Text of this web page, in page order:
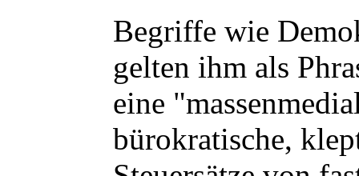
Begriffe wie
gelten ihm als
eine
bürokratische,